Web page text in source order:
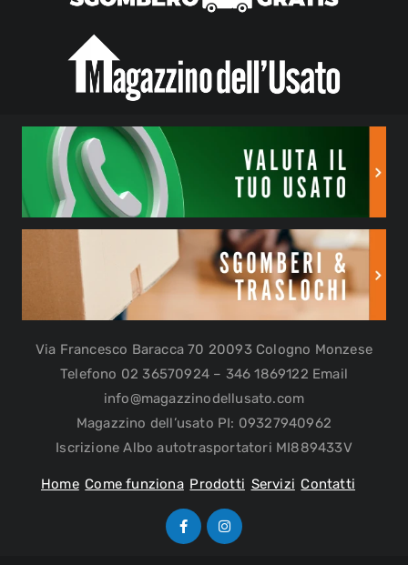
Via Francesco Baracca 70 20093 Cologno Monzese
Telefono 02 36570924 – 346 1869122 Email
info@magazzinodellusato.com
Magazzino dell’usato PI: 09327940962
Iscrizione Albo autotrasportatori MI889433V
Home Come funziona Prodotti Servizi Contatti